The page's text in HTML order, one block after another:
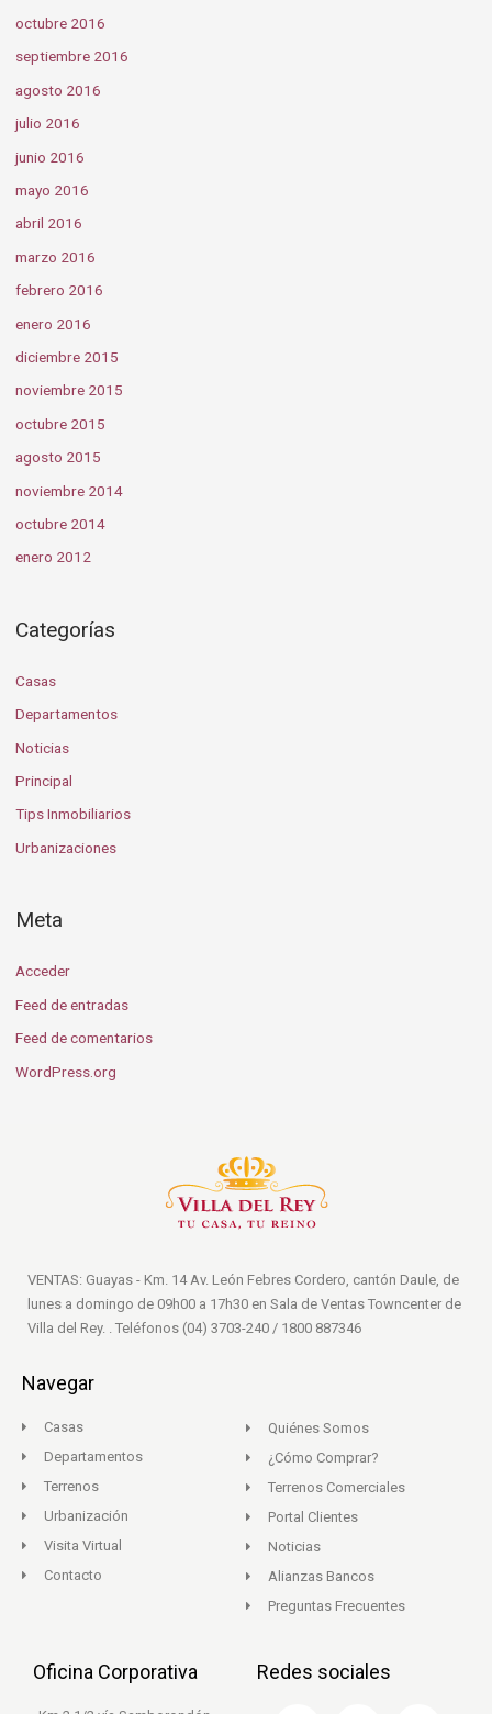
octubre 2016
septiembre 2016
agosto 2016
julio 2016
junio 2016
mayo 2016
abril 2016
marzo 2016
febrero 2016
enero 2016
diciembre 2015
noviembre 2015
octubre 2015
agosto 2015
noviembre 2014
octubre 2014
enero 2012
Categorías
Casas
Departamentos
Noticias
Principal
Tips Inmobiliarios
Urbanizaciones
Meta
Acceder
Feed de entradas
Feed de comentarios
WordPress.org
VENTAS: Guayas - Km. 14 Av. León Febres Cordero, cantón Daule, de
lunes a domingo de 09h00 a 17h30 en Sala de Ventas Towncenter de
Villa del Rey. . Teléfonos (04) 3703-240 / 1800 887346
Navegar
Casas
Departamentos
Terrenos
Urbanización
Visita Virtual
Contacto
Quiénes Somos
¿Cómo Comprar?
Terrenos Comerciales
Portal Clientes
Noticias
Alianzas Bancos
Preguntas Frecuentes
Oficina Corporativa Redes sociales